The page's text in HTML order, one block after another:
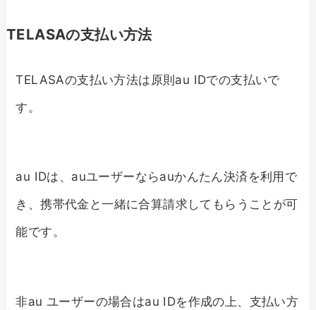
TELASAの支払い方法
TELASAの支払い方法は原則au IDでの支払いで
す。
au IDは、auユーザーならauかんたん決済を利用で
き、携帯代金と一緒に合算請求してもらうことが可
能です。
非au ユーザーの場合はau IDを作成の上、支払い方